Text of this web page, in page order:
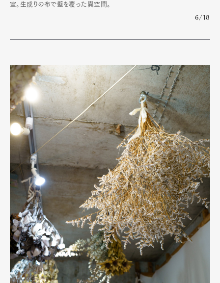
Art&DesignWatchFashion
GourmetCars
ProductCultureLifestyle
室。生成りの布で壁を覆った異空間。
6/18